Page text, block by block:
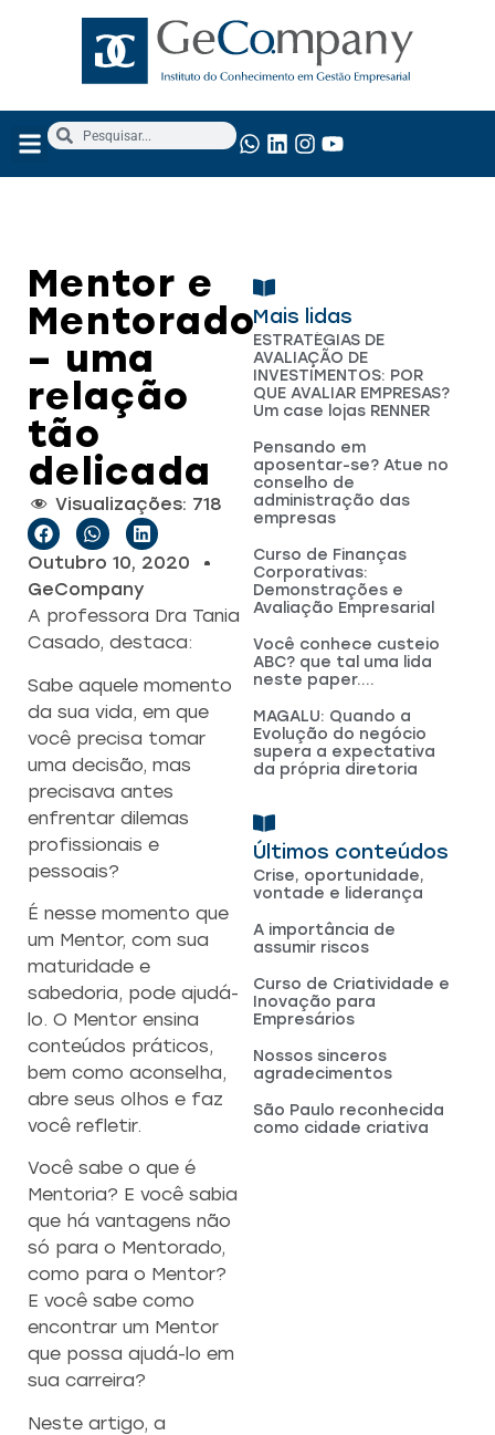
Mentor e
Mentorado
– uma
relação
tão
delicada
Visualizações: 718
Outubro 10, 2020
GeCompany
A professora Dra Tania
Casado, destaca:
Sabe aquele momento
da sua vida, em que
você precisa tomar
uma decisão, mas
precisava antes
enfrentar dilemas
profissionais e
pessoais?
É nesse momento que
um Mentor, com sua
maturidade e
sabedoria, pode ajudá-
lo. O Mentor ensina
conteúdos práticos,
bem como aconselha,
abre seus olhos e faz
você refletir.
Você sabe o que é
Mentoria? E você sabia
que há vantagens não
só para o Mentorado,
como para o Mentor?
E você sabe como
encontrar um Mentor
que possa ajudá-lo em
sua carreira?
Neste artigo, a
Mais lidas
Últimos conteúdos
Crise, oportunidade,
vontade e liderança
A importância de
assumir riscos
Curso de Criatividade e
Inovação para
Empresários
Nossos sinceros
agradecimentos
São Paulo reconhecida
como cidade criativa
ESTRATÉGIAS DE
AVALIAÇÃO DE
INVESTIMENTOS: POR
QUE AVALIAR EMPRESAS?
Um case lojas RENNER
Pensando em
aposentar-se? Atue no
conselho de
administração das
empresas
Curso de Finanças
Corporativas:
Demonstrações e
Avaliação Empresarial
Você conhece custeio
ABC? que tal uma lida
neste paper….
MAGALU: Quando a
Evolução do negócio
supera a expectativa
da própria diretoria